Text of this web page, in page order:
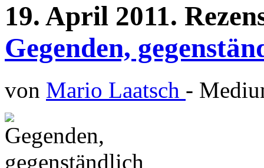
19. April 2011.
Gegenden,
von Mario Laatsch -